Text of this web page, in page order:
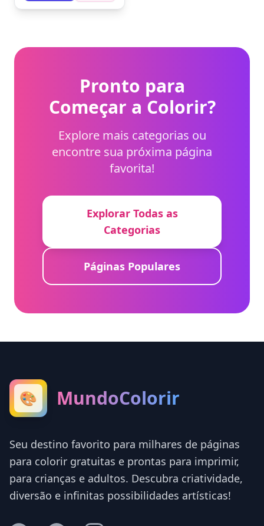
manchado.
Pronto para
Começar a Colorir?
Explore mais categorias ou
encontre sua próxima página
favorita!
Explorar Todas as
Categorias
Páginas Populares
🎨 MundoColorir
Seu destino favorito para milhares de páginas
para colorir gratuitas e prontas para imprimir,
para crianças e adultos. Descubra criatividade,
diversão e infinitas possibilidades artísticas!